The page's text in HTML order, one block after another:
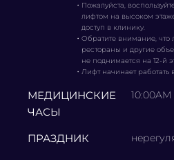
・ Пожалуйста,
лифтом на высоком
доступ в клинику.
・ Обратите внимание,
рестораны и другие
не поднимается на 12-й
・ Лифт начинает работать
МЕДИЦИНСКИЕ
ЧАСЫ
ПРАЗДНИК